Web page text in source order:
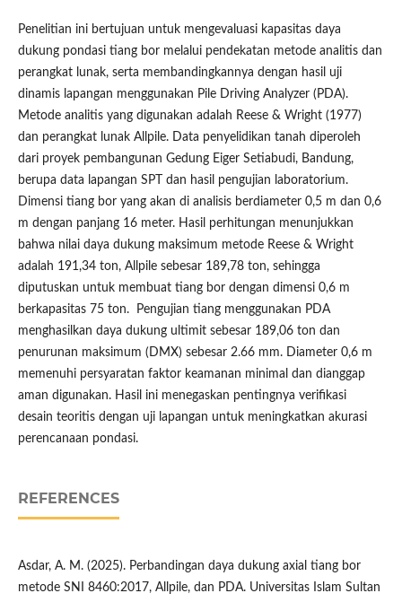
Penelitian ini bertujuan untuk mengevaluasi kapasitas daya
dukung pondasi tiang bor melalui pendekatan metode analitis dan
perangkat lunak, serta membandingkannya dengan hasil uji
dinamis lapangan menggunakan Pile Driving Analyzer (PDA).
Metode analitis yang digunakan adalah Reese & Wright (1977)
dan perangkat lunak Allpile. Data penyelidikan tanah diperoleh
dari proyek pembangunan Gedung Eiger Setiabudi, Bandung,
berupa data lapangan SPT dan hasil pengujian laboratorium.
Dimensi tiang bor yang akan di analisis berdiameter 0,5 m dan 0,6
m dengan panjang 16 meter. Hasil perhitungan menunjukkan
bahwa nilai daya dukung maksimum metode Reese & Wright
adalah 191,34 ton, Allpile sebesar 189,78 ton, sehingga
diputuskan untuk membuat tiang bor dengan dimensi 0,6 m
berkapasitas 75 ton. Pengujian tiang menggunakan PDA
menghasilkan daya dukung ultimit sebesar 189,06 ton dan
penurunan maksimum (DMX) sebesar 2.66 mm. Diameter 0,6 m
memenuhi persyaratan faktor keamanan minimal dan dianggap
aman digunakan. Hasil ini menegaskan pentingnya verifikasi
desain teoritis dengan uji lapangan untuk meningkatkan akurasi
perencanaan pondasi.
REFERENCES
Asdar, A. M. (2025). Perbandingan daya dukung axial tiang bor
metode SNI 8460:2017, Allpile, dan PDA. Universitas Islam Sultan